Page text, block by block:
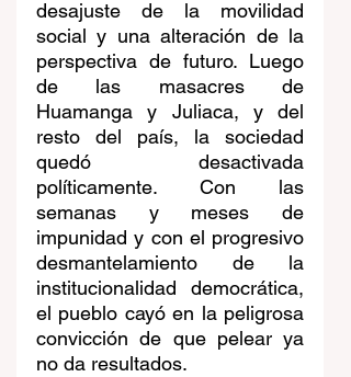
desajuste de la movilidad
social y una alteración de la
perspectiva de futuro. Luego
de las masacres de
Huamanga y Juliaca, y del
resto del país, la sociedad
quedó desactivada
políticamente. Con las
semanas y meses de
impunidad y con el progresivo
desmantelamiento de la
institucionalidad democrática,
el pueblo cayó en la peligrosa
convicción de que pelear ya
no da resultados.